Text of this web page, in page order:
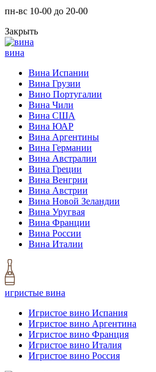
пн-вс 10-00 до 20-00
Закрыть
вина
Вина Испании
Вина Грузии
Вино Португалии
Вина Чили
Вина США
Вина ЮАР
Вина Аргентины
Вина Германии
Вина Австралии
Вина Греции
Вина Венгрии
Вина Австрии
Вина Новой Зеландии
Вина Уругвая
Вина Франции
Вина России
Вина Италии
игристые вина
Игристое вино Испания
Игристое вино Аргентина
Игристое вино Франция
Игристое вино Италия
Игристое вино Россия